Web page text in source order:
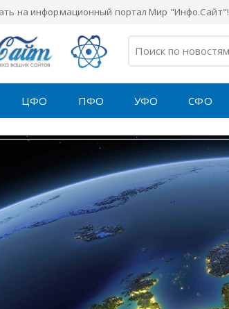
на информационный портал Мир "Инфо.Сайт"!
ЦФО ПФО УФО СФО